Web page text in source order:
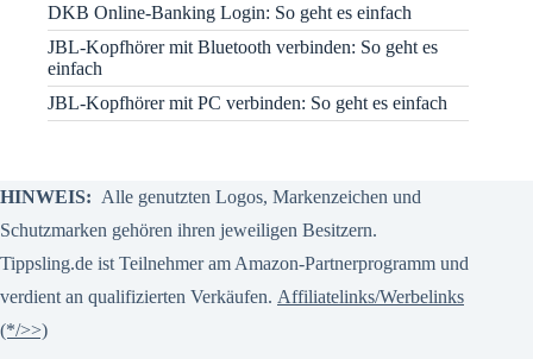
DKB Online-Banking Login: So geht es einfach
JBL-Kopfhörer mit Bluetooth verbinden: So geht es
einfach
JBL-Kopfhörer mit PC verbinden: So geht es einfach
HINWEIS: Alle genutzten Logos, Markenzeichen und
Schutzmarken gehören ihren jeweiligen Besitzern.
Tippsling.de ist Teilnehmer am Amazon-Partnerprogramm und
verdient an qualifizierten Verkäufen. Affiliatelinks/Werbelinks
(*/>>)